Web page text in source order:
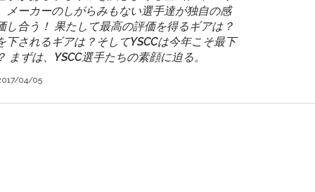
メーカーのしがらみもない選手達が独自の感
し合う！ 果たして最高の評価を得るギアは？
下されるギアは？そしてYSCCは今年こそ最下
まずは、YSCC選手たちの素顔に迫る。
04/05